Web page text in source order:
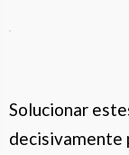
Solucionar
decisivamente